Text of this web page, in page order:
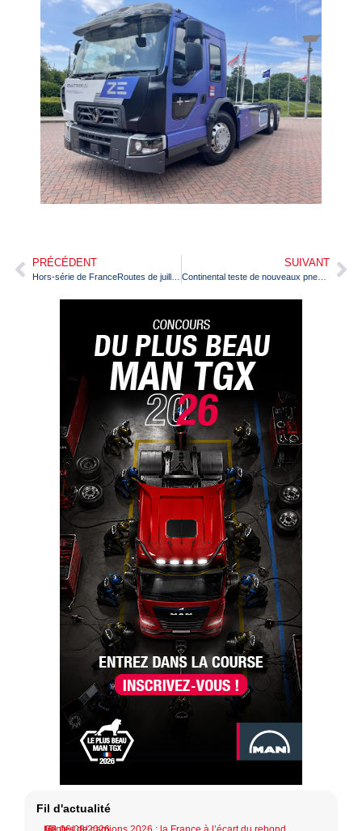
PRÉCÉDENT SUIVANT
Continental teste de nouveaux pneus pour les camions électriques
Fil d'actualité